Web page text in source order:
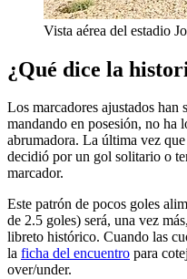
Vista aérea del estadio
¿Qué dice la
Los marcadores ajustados
mandando en posesión, no ha
abrumadora. La última vez
decidió por un gol solitario o
marcador.
Este patrón de pocos goles
de 2.5 goles) será, una vez
libreto histórico. Cuando las
la ficha del encuentro para
over/under.